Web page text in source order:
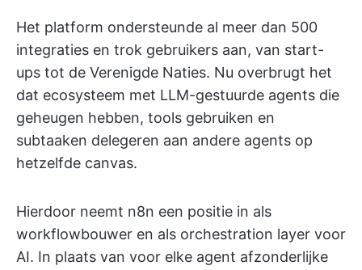
Het platform ondersteunde al meer dan 500
integraties en trok gebruikers aan, van start-
ups tot de Verenigde Naties. Nu overbrugt het
dat ecosysteem met LLM-gestuurde agents die
geheugen hebben, tools gebruiken en
subtaaken delegeren aan andere agents op
hetzelfde canvas.
Hierdoor neemt n8n een positie in als
workflowbouwer en als orchestration layer voor
AI. In plaats van voor elke agent afzonderlijke